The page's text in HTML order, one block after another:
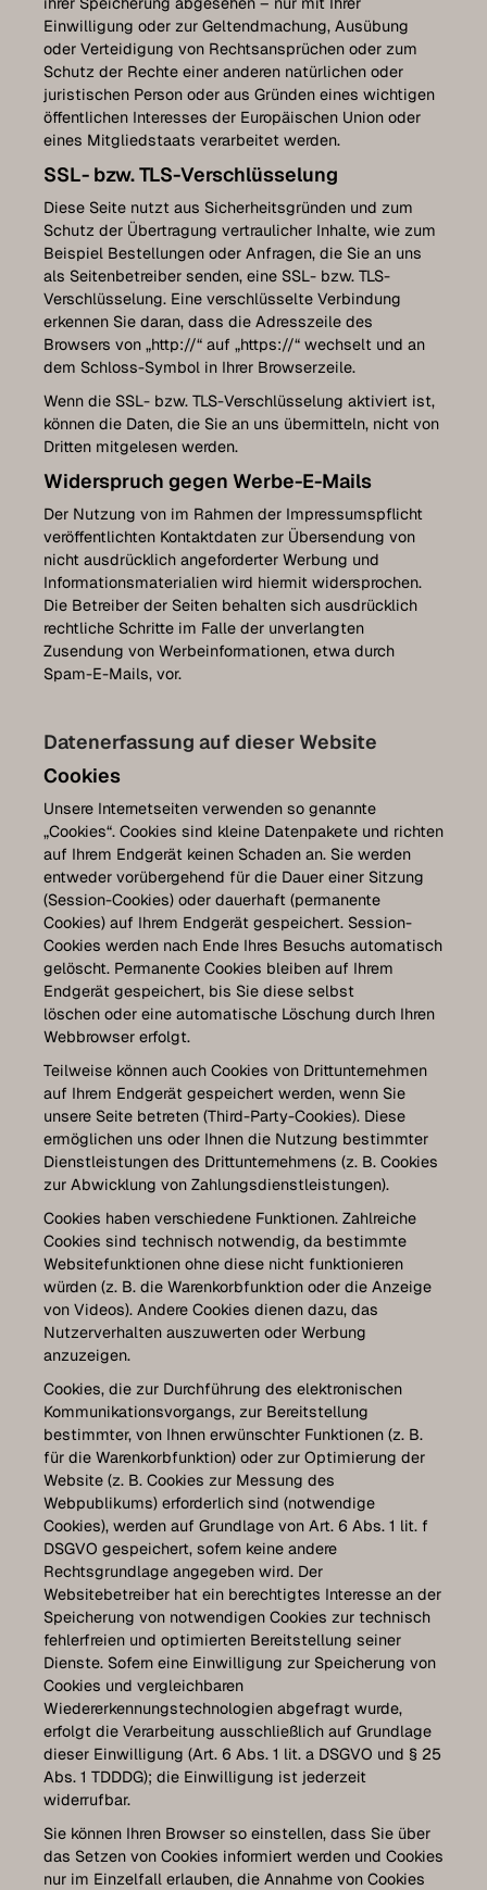
Einwilligung oder zur Geltendmachung, Ausübung
oder Verteidigung von Rechtsansprüchen oder zum
Schutz der Rechte einer anderen natürlichen oder
juristischen Person oder aus Gründen eines wichtigen
öffentlichen Interesses der Europäischen Union oder
eines Mitgliedstaats verarbeitet werden.
SSL- bzw. TLS-Verschlüsselung
Diese Seite nutzt aus Sicherheitsgründen und zum
Schutz der Übertragung vertraulicher Inhalte, wie zum
Beispiel Bestellungen oder Anfragen, die Sie an uns
als Seitenbetreiber senden, eine SSL- bzw. TLS-
Verschlüsselung. Eine verschlüsselte Verbindung
erkennen Sie daran, dass die Adresszeile des
Browsers von „http://“ auf „https://“ wechselt und an
dem Schloss-Symbol in Ihrer Browserzeile.
Wenn die SSL- bzw. TLS-Verschlüsselung aktiviert ist,
können die Daten, die Sie an uns übermitteln, nicht von
Dritten mitgelesen werden.
Widerspruch gegen Werbe-E-Mails
Der Nutzung von im Rahmen der Impressumspflicht
veröffentlichten Kontaktdaten zur Übersendung von
nicht ausdrücklich angeforderter Werbung und
Informationsmaterialien wird hiermit widersprochen.
Die Betreiber der Seiten behalten sich ausdrücklich
rechtliche Schritte im Falle der unverlangten
Zusendung von Werbeinformationen, etwa durch
Spam-E-Mails, vor.
Datenerfassung auf dieser Website
Cookies
Unsere Internetseiten verwenden so genannte
„Cookies“. Cookies sind kleine Datenpakete und richten
auf Ihrem Endgerät keinen Schaden an. Sie werden
entweder vorübergehend für die Dauer einer Sitzung
(Session-Cookies) oder dauerhaft (permanente
Cookies) auf Ihrem Endgerät gespeichert. Session-
Cookies werden nach Ende Ihres Besuchs automatisch
gelöscht. Permanente Cookies bleiben auf Ihrem
Endgerät gespeichert, bis Sie diese selbst
löschen oder eine automatische Löschung durch Ihren
Webbrowser erfolgt.
Teilweise können auch Cookies von Drittunternehmen
auf Ihrem Endgerät gespeichert werden, wenn Sie
unsere Seite betreten (Third-Party-Cookies). Diese
ermöglichen uns oder Ihnen die Nutzung bestimmter
Dienstleistungen des Drittunternehmens (z. B. Cookies
zur Abwicklung von Zahlungsdienstleistungen).
Cookies haben verschiedene Funktionen. Zahlreiche
Cookies sind technisch notwendig, da bestimmte
Websitefunktionen ohne diese nicht funktionieren
würden (z. B. die Warenkorbfunktion oder die Anzeige
von Videos). Andere Cookies dienen dazu, das
Nutzerverhalten auszuwerten oder Werbung
anzuzeigen.
Cookies, die zur Durchführung des elektronischen
Kommunikationsvorgangs, zur Bereitstellung
bestimmter, von Ihnen erwünschter Funktionen (z. B.
für die Warenkorbfunktion) oder zur Optimierung der
Website (z. B. Cookies zur Messung des
Webpublikums) erforderlich sind (notwendige
Cookies), werden auf Grundlage von Art. 6 Abs. 1 lit. f
DSGVO gespeichert, sofern keine andere
Rechtsgrundlage angegeben wird. Der
Websitebetreiber hat ein berechtigtes Interesse an der
Speicherung von notwendigen Cookies zur technisch
fehlerfreien und optimierten Bereitstellung seiner
Dienste. Sofern eine Einwilligung zur Speicherung von
Cookies und vergleichbaren
Wiedererkennungstechnologien abgefragt wurde,
erfolgt die Verarbeitung ausschließlich auf Grundlage
dieser Einwilligung (Art. 6 Abs. 1 lit. a DSGVO und § 25
Abs. 1 TDDDG); die Einwilligung ist jederzeit
widerrufbar.
Sie können Ihren Browser so einstellen, dass Sie über
das Setzen von Cookies informiert werden und Cookies
nur im Einzelfall erlauben, die Annahme von Cookies